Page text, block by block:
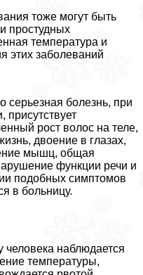
тоже могут быть
простудных
температура и
этих заболеваний
серьезная болезнь, при
присутствует
рост волос на теле,
двоение в глазах,
мышц, общая
функции речи и
подобных симптомов
в больницу.
наблюдается
температуры,